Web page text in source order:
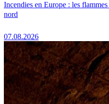
Incendies en Europe : les
nord
07.08.2026